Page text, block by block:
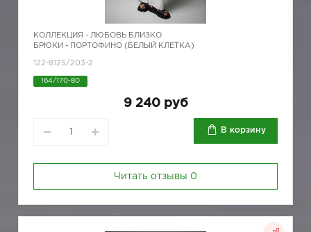
КОЛЛЕКЦИЯ - ЛЮБОВЬ БЛИЗКО
БРЮКИ - ПОРТОФИНО (БЕЛЫЙ КЛЕТКА)
122-8125/203-2
164/170-80
9 240 руб
В корзину
Читать отзывы 0